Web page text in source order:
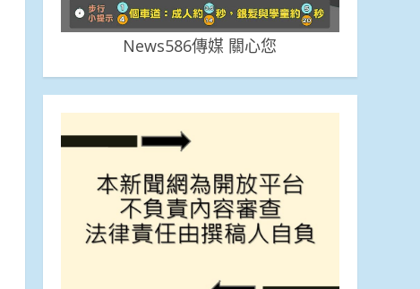
News586傳媒 關心您